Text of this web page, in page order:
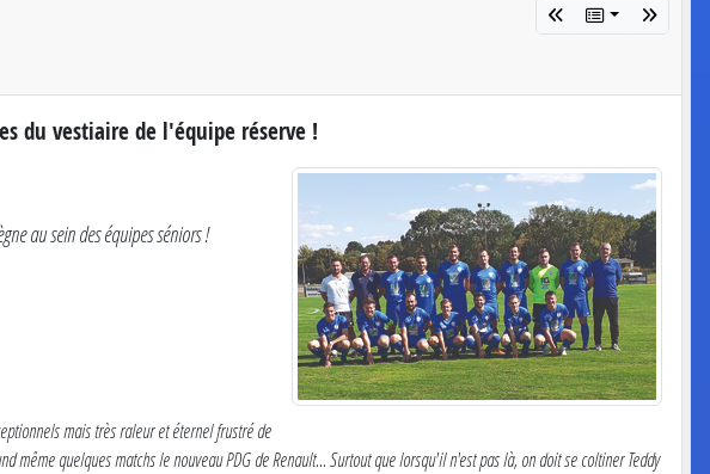
du vestiaire de l'équipe réserve !
au sein des équipes séniors !
mais très raleur et éternel frustré de
quelques matchs le nouveau PDG de Renault... Surtout que lorsqu'il n'est pas là, on doit se coltiner Teddy